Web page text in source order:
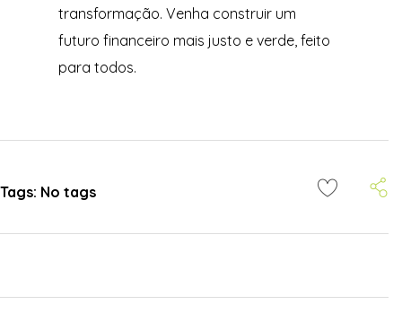
transformação. Venha construir um
futuro financeiro mais justo e verde, feito
para todos.
Tags: No tags